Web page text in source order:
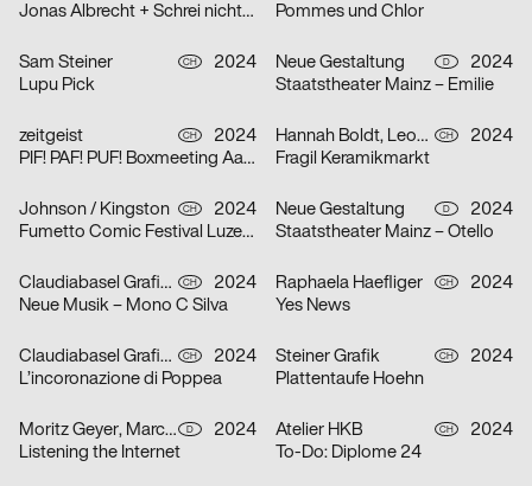
Jonas Albrecht + Schrei nicht so Orkestra
Pommes und Chlor
Sam Steiner CH
2024
Lupu Pick
Neue Gestaltung D
2024
Staatstheater Mainz – Emilie
zeitgeist CH
2024
PIF! PAF! PUF! Boxmeeting Aarau
Hannah Boldt, Leonie Felber CH
2024
Fragil Keramikmarkt
Johnson / Kingston CH
2024
Fumetto Comic Festival Luzern
Neue Gestaltung D
2024
Staatstheater Mainz – Otello
Claudiabasel Grafik + Interaktion CH
2024
Neue Musik – Mono C Silva
Raphaela Haefliger CH
2024
Yes News
Claudiabasel Grafik + Interaktion CH
2024
L’incoronazione di Poppea
Steiner Grafik CH
2024
Plattentaufe Hoehn
Moritz Geyer, Marc Roecker D
2024
Listening the Internet
Atelier HKB CH
2024
To-Do: Diplome 24